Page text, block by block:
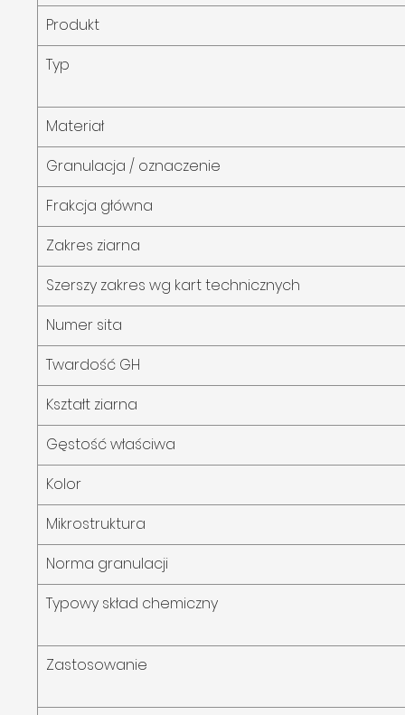
Produkt
Typ
Materiał
Granulacja / oznaczenie
Frakcja główna
Zakres ziarna
Szerszy zakres wg kart technicznych
Numer sita
Twardość GH
Kształt ziarna
Gęstość właściwa
Kolor
Mikrostruktura
Norma granulacji
Typowy skład chemiczny
Zastosowanie